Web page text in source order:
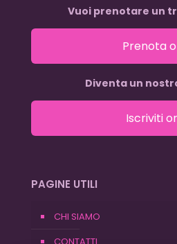
Vuoi prenotare un
Prenota
Diventa un
Iscriviti
PAGINE UTILI
CHI SIAMO